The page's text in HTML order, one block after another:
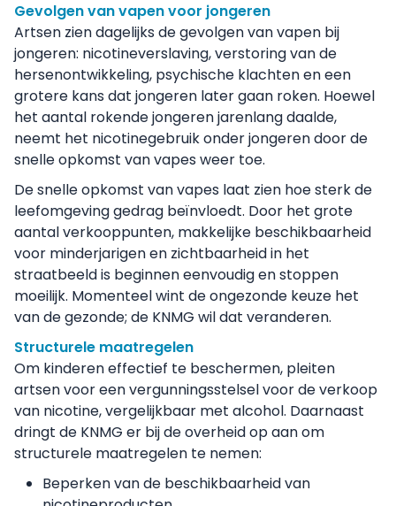
Gevolgen van vapen voor jongeren
Artsen zien dagelijks de gevolgen van vapen bij
jongeren: nicotineverslaving, verstoring van de
hersenontwikkeling, psychische klachten en een
grotere kans dat jongeren later gaan roken. Hoewel
het aantal rokende jongeren jarenlang daalde,
neemt het nicotinegebruik onder jongeren door de
snelle opkomst van vapes weer toe.
De snelle opkomst van vapes laat zien hoe sterk de
leefomgeving gedrag beïnvloedt. Door het grote
aantal verkooppunten, makkelijke beschikbaarheid
voor minderjarigen en zichtbaarheid in het
straatbeeld is beginnen eenvoudig en stoppen
moeilijk. Momenteel wint de ongezonde keuze het
van de gezonde; de KNMG wil dat veranderen.
Structurele maatregelen
Om kinderen effectief te beschermen, pleiten
artsen voor een vergunningsstelsel voor de verkoop
van nicotine, vergelijkbaar met alcohol. Daarnaast
dringt de KNMG er bij de overheid op aan om
structurele maatregelen te nemen:
Beperken van de beschikbaarheid van